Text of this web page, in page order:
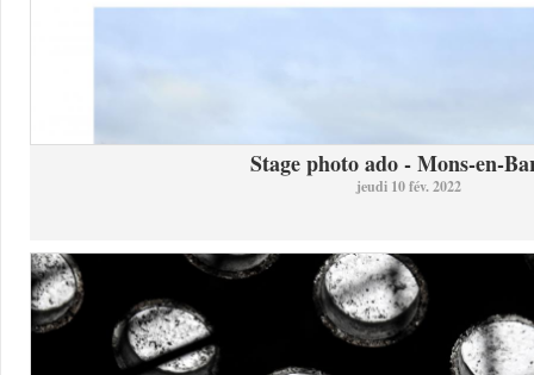
Stage photo ado - Mons-en-
jeudi 10 fév. 2022